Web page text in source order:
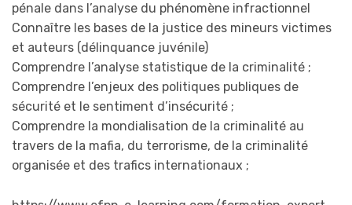
pénale dans l’analyse du phénomène infractionnel
Connaître les bases de la justice des mineurs victimes
et auteurs (délinquance juvénile)
Comprendre l’analyse statistique de la criminalité ;
Comprendre l’enjeux des politiques publiques de
sécurité et le sentiment d’insécurité ;
Comprendre la mondialisation de la criminalité au
travers de la mafia, du terrorisme, de la criminalité
organisée et des trafics internationaux ;